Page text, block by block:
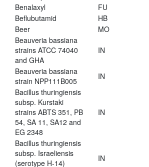
Benalaxyl
FU
Beflubutamid
HB
Beer
MO
Beauveria bassiana
strains ATCC 74040
and GHA
IN
Beauveria bassiana
strain NPP111B005
IN
Bacillus thuringiensis
subsp. Kurstaki
strains ABTS 351, PB
54, SA 11, SA12 and
EG 2348
IN
Bacillus thuringiensis
subsp. Israeliensis
(serotype H-14)
IN